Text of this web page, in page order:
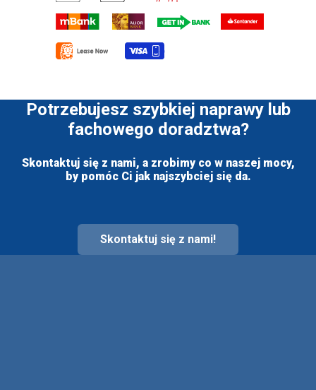
Potrzebujesz szybkiej naprawy lub
fachowego doradztwa?
Skontaktuj się z nami, a zrobimy co w naszej mocy,
by pomóc Ci jak najszybciej się da.
Skontaktuj się z nami!